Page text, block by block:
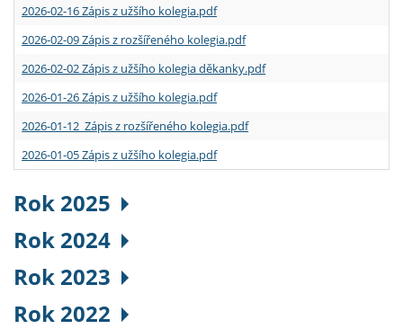
2026-02-16 Zápis z užšího kolegia.pdf
2026-02-09 Zápis z rozšířeného kolegia.pdf
2026-02-02 Zápis z užšího kolegia děkanky.pdf
2026-01-26 Zápis z užšího kolegia.pdf
2026-01-12 Zápis z rozšířeného kolegia.pdf
2026-01-05 Zápis z užšího kolegia.pdf
Rok 2025
Rok 2024
Rok 2023
Rok 2022